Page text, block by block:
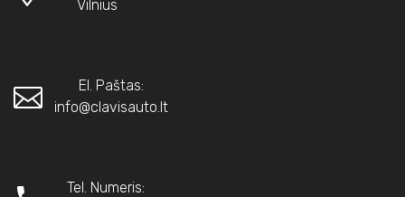
Vilnius
El. Paštas:
info@clavisauto.lt
Tel. Numeris: